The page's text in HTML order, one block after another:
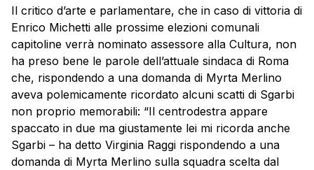
Il critico d’arte e parlamentare, che in caso di vittoria di
Enrico Michetti alle prossime elezioni comunali
capitoline verrà nominato assessore alla Cultura, non
ha preso bene le parole dell’attuale sindaca di Roma
che, rispondendo a una domanda di Myrta Merlino
aveva polemicamente ricordato alcuni scatti di Sgarbi
non proprio memorabili: “Il centrodestra appare
spaccato in due ma giustamente lei mi ricorda anche
Sgarbi – ha detto Virginia Raggi rispondendo a una
domanda di Myrta Merlino sulla squadra scelta dal